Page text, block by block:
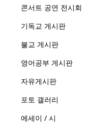
콘서트 공연 전시회
기독교 게시판
불교 게시판
영어공부 게시판
자유게시판
포토 갤러리
에세이 / 시